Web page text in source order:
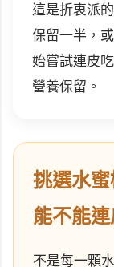
這是折衷派
保留一半，
始嘗試連皮
營養保留。
挑選水
能不能
不是每一顆